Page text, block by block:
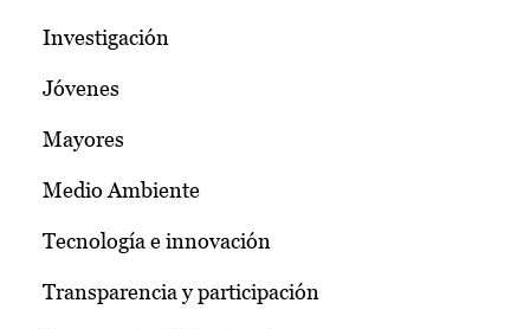
Investigación
Jóvenes
Mayores
Medio Ambiente
Tecnología e innovación
Transparencia y participación